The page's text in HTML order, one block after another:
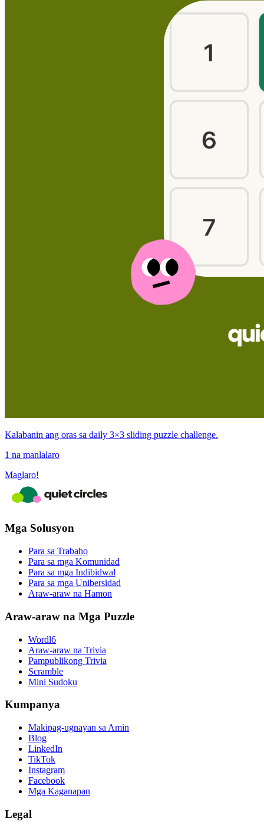
Kalabanin ang oras sa daily 3×3 sliding puzzle challenge.
1 na manlalaro
Maglaro!
Mga Solusyon
Para sa Trabaho
Para sa mga Komunidad
Para sa mga Indibidwal
Para sa mga Unibersidad
Araw-araw na Hamon
Araw-araw na Mga Puzzle
Wordl6
Araw-araw na Trivia
Pampublikong Trivia
Scramble
Mini Sudoku
Kumpanya
Makipag-ugnayan sa Amin
Blog
LinkedIn
TikTok
Instagram
Facebook
Mga Kaganapan
Legal